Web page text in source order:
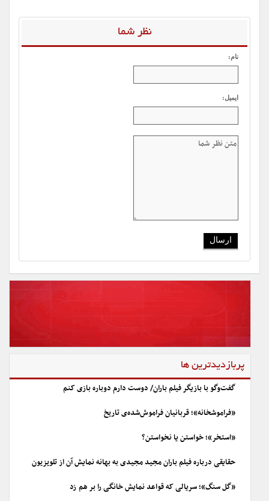
نظر شما
نام:
ایمیل:
پربازدیدترین ها
گفت‌وگو با بازیگر فیلم باران/ دوست دارم دوباره بازی کنم
«فراموشخانه»؛ قربانیان فراموش‌شده‌ی تاریخ
«استخر»؛ خواستن یا نخواستن؟
حقایقی درباره فیلم باران مجید مجیدی به بهانه نمایش آن از تلویزیون
«گل سنگ»؛ سریالی که قواعد نمایش خانگی را بر هم زد